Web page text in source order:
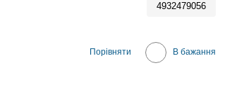
4932479056
Порівняти В бажання